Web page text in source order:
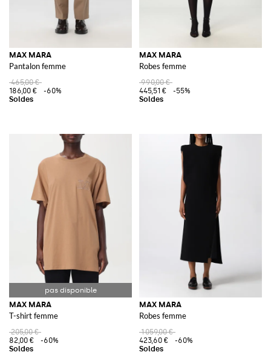
MAX MARA
Pantalon femme
465,00 €
186,00 €
-60%
MAX MARA
Robes femme
990,00 €
445,51 €
-55%
MAX MARA
T-shirt femme
205,00 €
82,00 €
-60%
MAX MARA
Robes femme
1 059,00 €
423,60 €
-60%